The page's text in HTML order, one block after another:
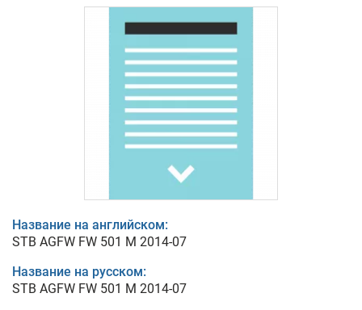
Название на английском:
STB AGFW FW 501 M 2014-07
Название на русском:
STB AGFW FW 501 M 2014-07